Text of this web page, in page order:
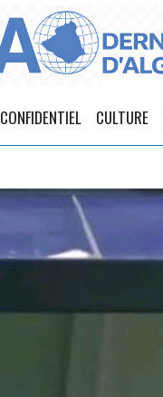
CONFIDENTIEL CULTURE